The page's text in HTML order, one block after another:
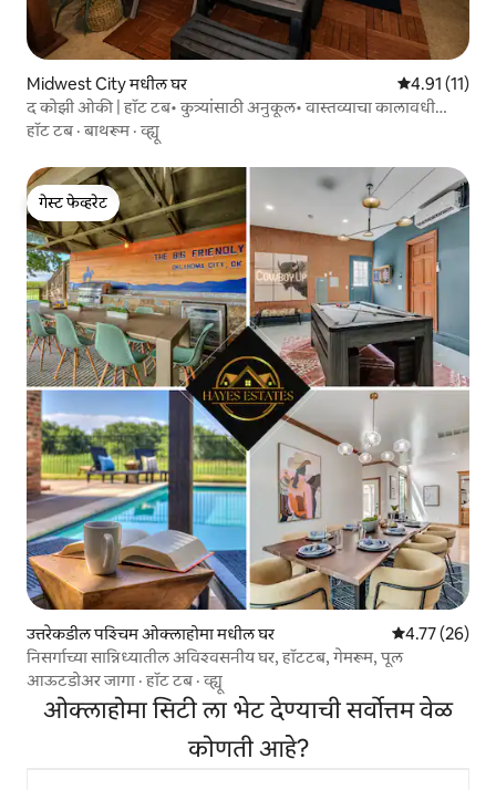
Midwest City मधील घर 5 पैकी 4.91
4.91 (11)
द कोझी ओकी | हॉट टब• कुत्र्यांसाठी अनुकूल• वास्तव्याचा कालावधी
वाढवा
हॉट टब·बाथरूम·व्ह्यू
गेस्ट फेव्हरेट
गेस्ट फेव्हरेट
उत्तरेकडील पश्चिम ओक्लाहोमा मधील घर 5 पैकी 4.77
4.77 (26)
निसर्गाच्या सान्निध्यातील अविश्वसनीय घर, हॉटटब, गेमरूम, पूल
आऊटडोअर जागा ·हॉट टब·व्ह्यू
ओक्लाहोमा सिटी ला भेट देण्याची सर्वोत्तम वेळ
कोणती आहे?